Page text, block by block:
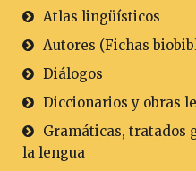
Atlas lingüísticos
Autores (Fichas
Diálogos
Diccionarios y obras
Gramáticas, tratados
la lengua